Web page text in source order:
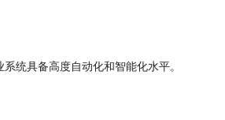
统具备高度自动化和智能化水平。